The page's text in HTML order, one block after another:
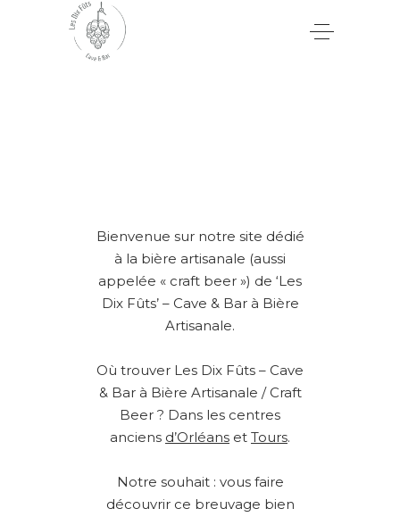
Bienvenue sur notre site dédié
à la bière artisanale (aussi
appelée « craft beer ») de ‘Les
Dix Fûts’ – Cave & Bar à Bière
Artisanale.
Où trouver Les Dix Fûts – Cave
& Bar à Bière Artisanale / Craft
Beer ? Dans les centres
anciens d’Orléans et Tours.
Notre souhait : vous faire
découvrir ce breuvage bien